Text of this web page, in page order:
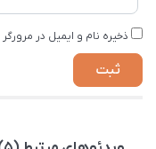
ذخیره نام و ایمیل در